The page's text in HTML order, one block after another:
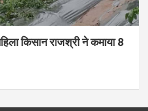
किसान राजश्री ने कमाया 8